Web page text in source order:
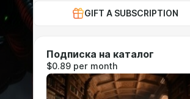
GIFT A SUBSCRIPTION
Подписка на каталог
$0.89 per month